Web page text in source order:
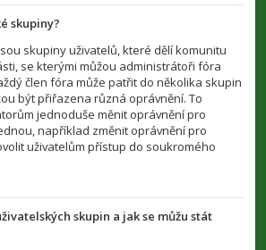
skupiny?
skupiny uživatelů, které dělí komunitu
se kterými můžou administrátoři fóra
člen fóra může patřit do několika skupin
být přiřazena různá oprávnění. To
jednoduše měnit oprávnění pro
například změnit oprávnění pro
uživatelům přístup do soukromého
skupin a jak se můžu stát